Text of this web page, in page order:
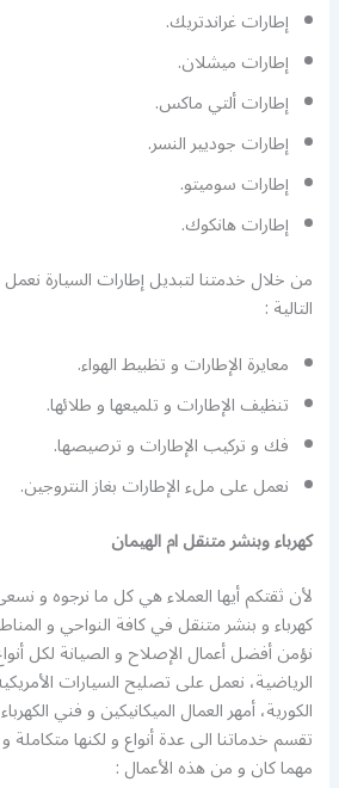
إطارات غراندتريك.
إطارات ميشلان.
إطارات ألتي ماكس.
إطارات جوديير النسر.
إطارات سوميتو.
إطارات هانكوك.
من خلال خدمتنا لتبديل إطارات السيارة
التالية :
معايرة الإطارات و تظبيط الهواء.
تنظيف الإطارات و تلميعها و طلائها.
فك و تركيب الإطارات و ترصيصها.
نعمل على ملء الإطارات بغاز النتروجين.
كهرباء وبنشر متنقل ام الهيمان
لأن ثقتكم أيها العملاء هي كل ما نرجوه و
كهرباء و بنشر متنقل في كافة النواحي و
نؤمن أفضل أعمال الإصلاح و الصيانة لكل
الرياضية، نعمل على تصليح السيارات
الكورية، أمهر العمال الميكانيكين و فني
تقسم خدماتنا الى عدة أنواع و لكنها
مهما كان و من هذه الأعمال :